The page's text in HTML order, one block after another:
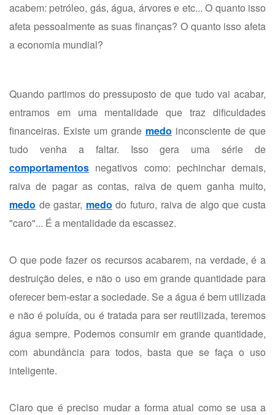
acabem: petróleo, gás, água, árvores e etc... O quanto isso
afeta pessoalmente as suas finanças? O quanto isso afeta
a economia mundial?
Quando partimos do pressuposto de que tudo vai acabar,
entramos em uma mentalidade que traz dificuldades
financeiras. Existe um grande medo inconsciente de que
tudo venha a faltar. Isso gera uma série de
comportamentos negativos como: pechinchar demais,
raiva de pagar as contas, raiva de quem ganha muito,
medo de gastar, medo do futuro, raiva de algo que custa
"caro"... É a mentalidade da escassez.
O que pode fazer os recursos acabarem, na verdade, é a
destruição deles, e não o uso em grande quantidade para
oferecer bem-estar a sociedade. Se a água é bem utilizada
e não é poluída, ou é tratada para ser reutilizada, teremos
água sempre. Podemos consumir em grande quantidade,
com abundância para todos, basta que se faça o uso
inteligente.
Claro que é preciso mudar a forma atual como se usa a